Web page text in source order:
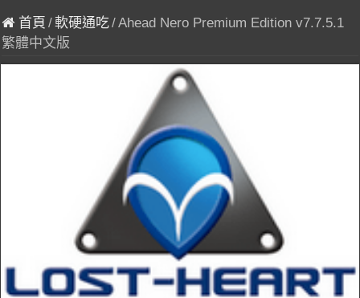
首頁 /軟硬通吃/Ahead Nero Premium Edition v7.7.5.1
繁體中文版